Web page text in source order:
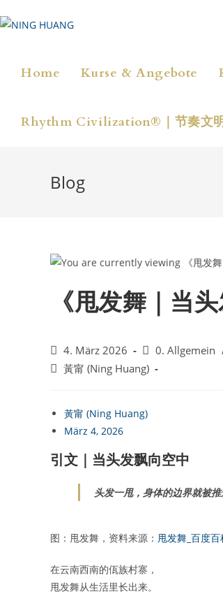
Inhalt
Home Kurse & Angebote
Rhythm Civilization®｜节奏文
Blog
《甩发舞｜当
Beitrag
veröffentlicht:
4. März 2026
Beitrags-
Kategorie:
0. Allgemein
Beitrags-
黃甯 (Ning Huang)
黃甯 (Ning Huang)
März 4, 2026
引文｜当头发飘向空中
头发一甩，身体的边界就被推
图：甩发舞，资料来源： 甩发舞_百度百
在云南西南的佤族村寨，
甩发舞从生活里长出来。